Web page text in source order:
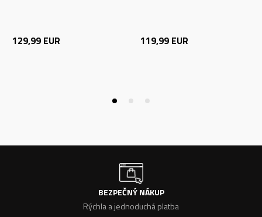
129,99 EUR 119,99 EUR
BEZPEČNÝ NÁKUP
Rýchla a jednoduchá platba